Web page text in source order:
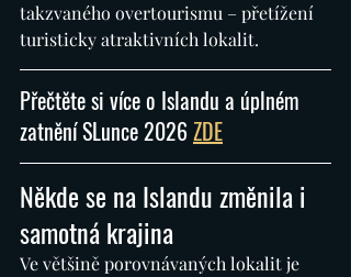
takzvaného overtourismu – přetížení
turisticky atraktivních lokalit.
Přečtěte si více o Islandu a úplném
zatnění SLunce 2026 ZDE
Někde se na Islandu změnila i
samotná krajina
Ve většině porovnávaných lokalit je